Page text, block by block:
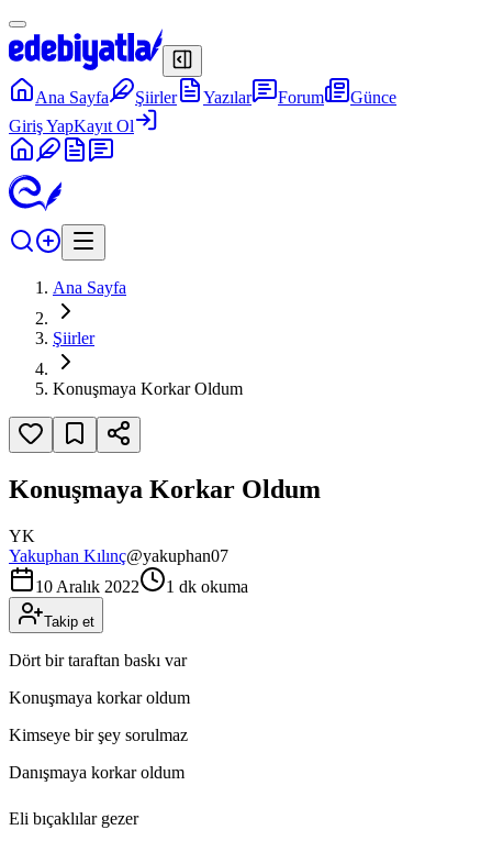
Ana Sayfa Şiirler Yazılar Forum
Günce
Giriş YapKayıt Ol
Ana Sayfa
Şiirler
Konuşmaya Korkar Oldum
Konuşmaya Korkar Oldum
YK
Yakuphan Kılınç@yakuphan07
10 Aralık 2022
1 dk okuma
Takip et
Dört bir taraftan baskı var
Konuşmaya korkar oldum
Kimseye bir şey sorulmaz
Danışmaya korkar oldum
Eli bıçaklılar gezer